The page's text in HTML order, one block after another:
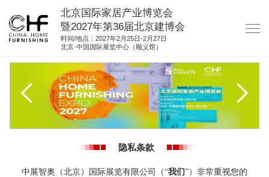
北京国际家居产业博览会
暨2027年第36届北京建博会
时间/地点：2027年2月25日-2月27日
北京·中国国际展览中心（顺义馆）
关于我们
隐私条款
中展智奥（北京）国际展览有限公司（“我们”）非常重视您的